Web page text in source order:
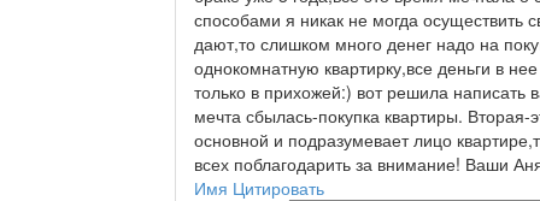
способами я никак не могда осуществить
дают,то слишком много денег надо на
однокомнатную квартирку,все деньги в
только в прихожей:) вот решила написать
мечта сбылась-покупка квартиры. Вторая-
основной и подразумевает лицо
всех поблагодарить за внимание! Ваши
Имя Цитировать